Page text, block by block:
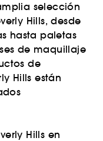
selección
Hills, desde
hasta paletas
de maquillaje
de
Hills están
Hills en